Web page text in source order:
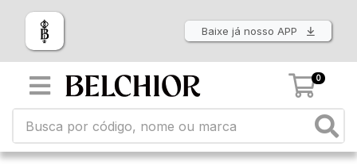
Baixe já nosso APP
0